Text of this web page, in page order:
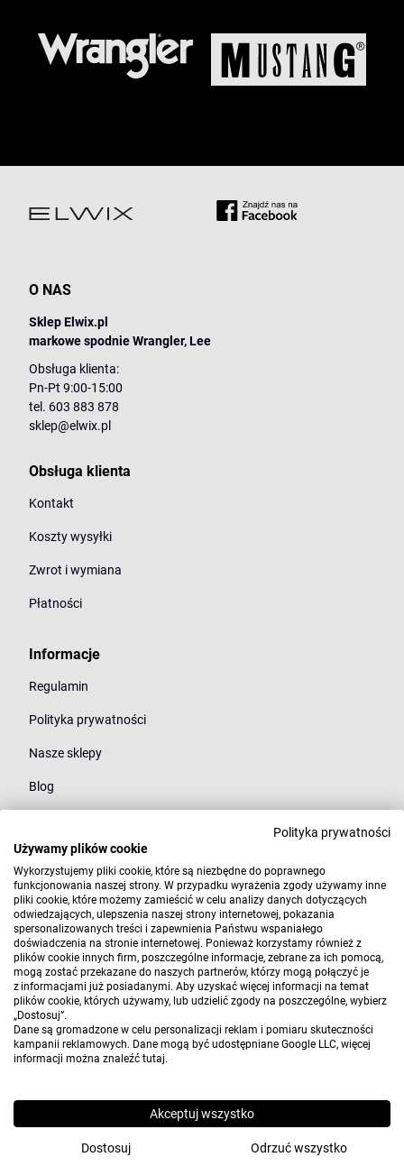
O NAS
Sklep Elwix.pl
markowe spodnie Wrangler, Lee
Obsługa klienta:
Pn-Pt 9:00-15:00
tel. 603 883 878
sklep@elwix.pl
Obsługa klienta
Kontakt
Koszty wysyłki
Zwrot i wymiana
Płatności
Informacje
Regulamin
Polityka prywatności
Nasze sklepy
Blog
Młodzież
Styl
Marki
Wdrożenie i projekt:CONVERTIS.pl
Sklep internetowy SOTE
Polityka prywatności
Używamy plików cookie
Wykorzystujemy pliki cookie, które są niezbędne do poprawnego
funkcjonowania naszej strony. W przypadku wyrażenia zgody używamy inne
pliki cookie, które możemy zamieścić w celu analizy danych dotyczących
odwiedzających, ulepszenia naszej strony internetowej, pokazania
spersonalizowanych treści i zapewnienia Państwu wspaniałego
doświadczenia na stronie internetowej. Ponieważ korzystamy również z
plików cookie innych firm, poszczególne informacje, zebrane za ich pomocą,
mogą zostać przekazane do naszych partnerów, którzy mogą połączyć je
z informacjami już posiadanymi. Aby uzyskać więcej informacji na temat
plików cookie, których używamy, lub udzielić zgody na poszczególne, wybierz
„Dostosuj”.
Dane są gromadzone w celu personalizacji reklam i pomiaru skuteczności
kampanii reklamowych. Dane mogą być udostępniane Google LLC, więcej
informacji można znaleźć tutaj.
Akceptuj wszystko
Dostosuj Odrzuć wszystko